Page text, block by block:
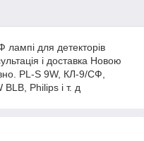
для детекторів
і доставка Новою
PL-S 9W, КЛ-9/СФ,
Philips і т. д